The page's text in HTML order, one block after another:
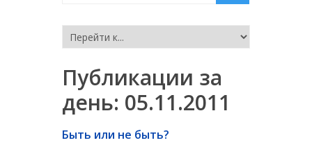
Публикации за
день: 05.11.2011
Быть или не быть?